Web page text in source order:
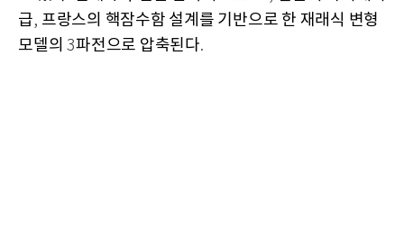
급, 프랑스의 핵잠수함 설계를 기반으로 한 재래식 변형
모델의 3파전으로 압축된다.